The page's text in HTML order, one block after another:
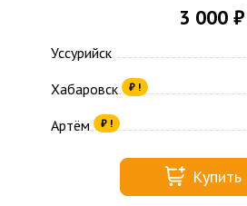
3 000 ₽
Уссурийск
Хабаровск
₽ !
Артём
₽ !
Купить